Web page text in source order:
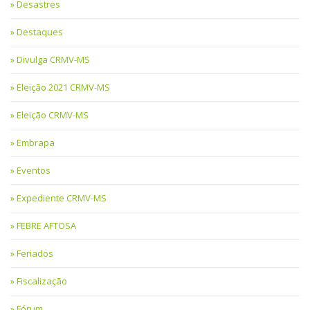
Desastres
Destaques
Divulga CRMV-MS
Eleição 2021 CRMV-MS
Eleição CRMV-MS
Embrapa
Eventos
Expediente CRMV-MS
FEBRE AFTOSA
Feriados
Fiscalização